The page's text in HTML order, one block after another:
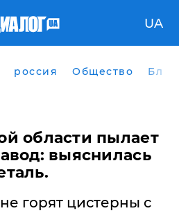
UA
россия Общество
области пылает
выяснилась
горят цистерны с